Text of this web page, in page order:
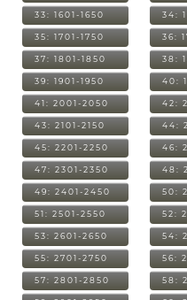
33: 1601-1650 34:
35: 1701-1750 36:
37: 1801-1850 38:
39: 1901-1950 40:
41: 2001-2050 42:
43: 2101-2150 44:
45: 2201-2250 46:
47: 2301-2350 48:
49: 2401-2450 50:
51: 2501-2550 52:
53: 2601-2650 54:
55: 2701-2750 56:
57: 2801-2850 58: